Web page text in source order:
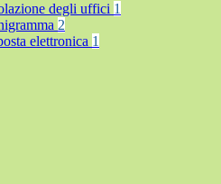
degli uffici 1
2
elettronica 1